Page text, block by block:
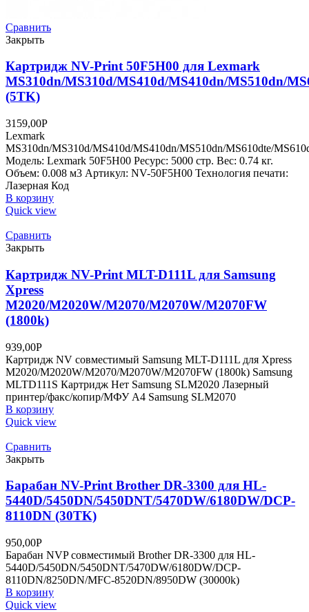
Сравнить
Закрыть
Картридж NV-Print 50F5H00 для Lexmark
MS310dn/MS310d/MS410d/MS410dn/MS510dn/
(5TK)
3159,00Р
Lexmark
MS310dn/MS310d/MS410d/MS410dn/MS510dn/MS610dte/
Модель: Lexmark 50F5H00 Ресурс: 5000 стр. Вес: 0.74 кг.
Объем: 0.008 м3 Артикул: NV-50F5H00 Технология печати:
Лазерная Код
В корзину
Quick view
Сравнить
Закрыть
Картридж NV-Print MLT-D111L для Samsung
Xpress
M2020/M2020W/M2070/M2070W/M2070FW
(1800k)
939,00Р
Картридж NV совместимый Samsung MLT-D111L для Xpress
M2020/M2020W/M2070/M2070W/M2070FW (1800k) Samsung
MLTD111S Картридж Нет Samsung SLM2020 Лазерный
принтер/факс/копир/МФУ A4 Samsung SLM2070
В корзину
Quick view
Сравнить
Закрыть
Барабан NV-Print Brother DR-3300 для HL-
5440D/5450DN/5450DNT/5470DW/6180DW/DCP-
8110DN (30TK)
950,00Р
Барабан NVP совместимый Brother DR-3300 для HL-
5440D/5450DN/5450DNT/5470DW/6180DW/DCP-
8110DN/8250DN/MFC-8520DN/8950DW (30000k)
В корзину
Quick view